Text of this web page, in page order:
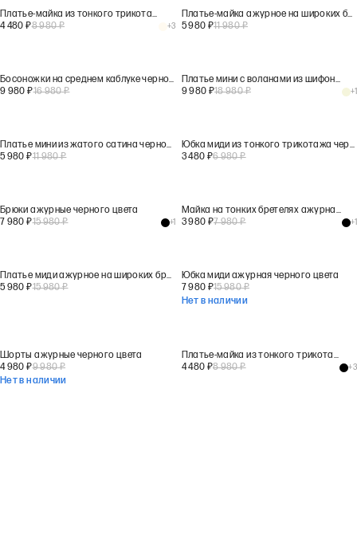
Платье-майка из тонкого трикотажа молочного цвета
4 480 ₽8 980₽ +3
Платье-майка ажурное на широких бретелях шоколадного цвета
5 980 ₽11 980₽
Босоножки на среднем каблуке черного цвета
9 980 ₽16 980₽
Платье мини с воланами из шифона бежевого цвета
9 980 ₽18 980₽ +1
Платье мини из жатого сатина черного цвета
5 980 ₽11 980₽
Юбка миди из тонкого трикотажа черного цвета
3 480 ₽6 980₽
Брюки ажурные черного цвета
7 980 ₽15 980₽ +1
Майка на тонких бретелях ажурная черного цвета
3 980 ₽7 980₽ +1
Платье миди ажурное на широких бретелях черного цвета
5 980 ₽15 980₽
Юбка миди ажурная черного цвета
7 980 ₽15 980₽
Нет в наличии
Шорты ажурные черного цвета
4 980 ₽9 980₽
Нет в наличии
Платье-майка из тонкого трикотажа черного цвета
4 480 ₽8 980₽ +3